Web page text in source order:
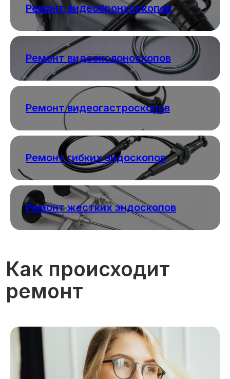
Ремонт видеобронхоскопов
Ремонт видеоколоноскопов
Ремонт видеогастроскопов
Ремонт гибких эндоскопов
Ремонт жестких эндоскопов